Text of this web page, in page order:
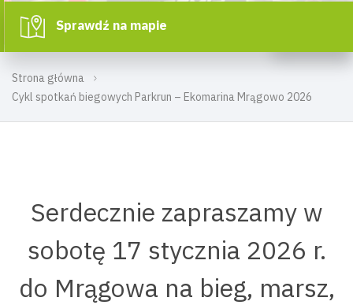
Strona główna
Cykl spotkań biegowych Parkrun – Ekomarina Mrągowo 2026
Sprawdź na mapie
Serdecznie zapraszamy w
sobotę 17 stycznia 2026 r.
do Mrągowa na bieg, marsz,